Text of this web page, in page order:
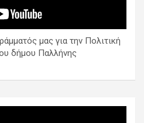
μας για την Πολιτική
δήμου Παλλήνης